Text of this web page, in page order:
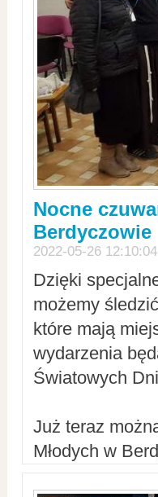
Nocne
Berdyczowie
2022-05-26 12:10:04
Dzięki
możemy
które mają
wydarzenia
Światowych
Już teraz
Młodych w